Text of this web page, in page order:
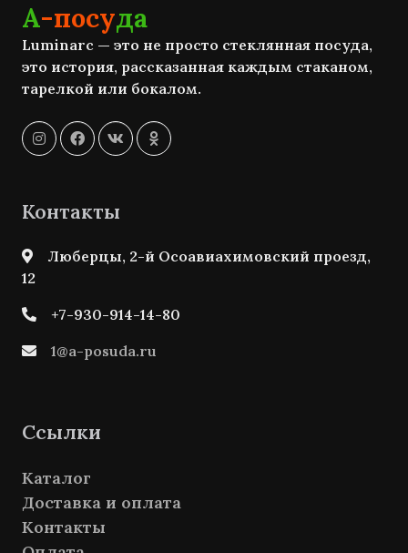
А-посуда
Luminarc — это не просто стеклянная посуда,
это история, рассказанная каждым стаканом,
тарелкой или бокалом.
Контакты
Люберцы, 2-й Осоавиахимовский проезд,
12
+7-930-914-14-80
1@a-posuda.ru
Ссылки
Каталог
Доставка и оплата
Контакты